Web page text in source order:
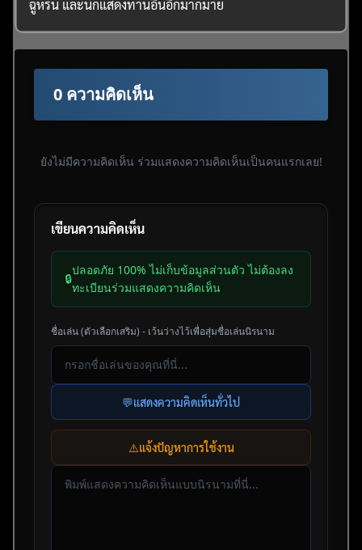
ฉู่หรัน และนักแสดงท่านอื่นอีกมากมาย
0 ความคิดเห็น
ยังไม่มีความคิดเห็น ร่วมแสดงความคิดเห็นเป็นคนแรกเลย!
เขียนความคิดเห็น
🔒
ปลอดภัย 100% ไม่เก็บข้อมูลส่วนตัว ไม่ต้องลง
ทะเบียนร่วมแสดงความคิดเห็น
ชื่อเล่น (ตัวเลือกเสริม) - เว้นว่างไว้เพื่อสุ่มชื่อเล่นนิรนาม
💬แสดงความคิดเห็นทั่วไป
⚠️แจ้งปัญหาการใช้งาน